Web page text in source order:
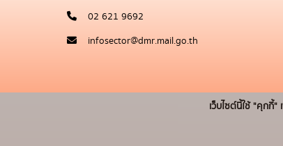
02 621 9692
infosector@dmr.mail.go.th
เว็บไซต์นี้ใช้ "คุกกี้